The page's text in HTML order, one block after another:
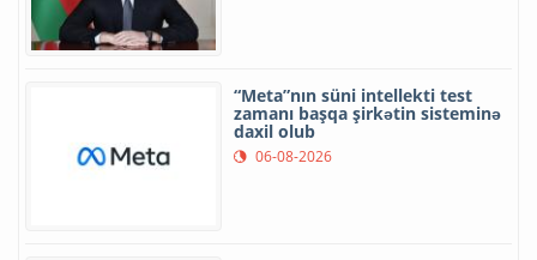
“Meta”nın süni intellekti test
zamanı başqa şirkətin sisteminə
daxil olub
06-08-2026